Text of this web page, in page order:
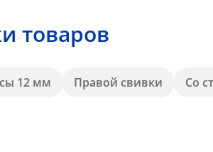
товаров
12 мм Правой свивки Со